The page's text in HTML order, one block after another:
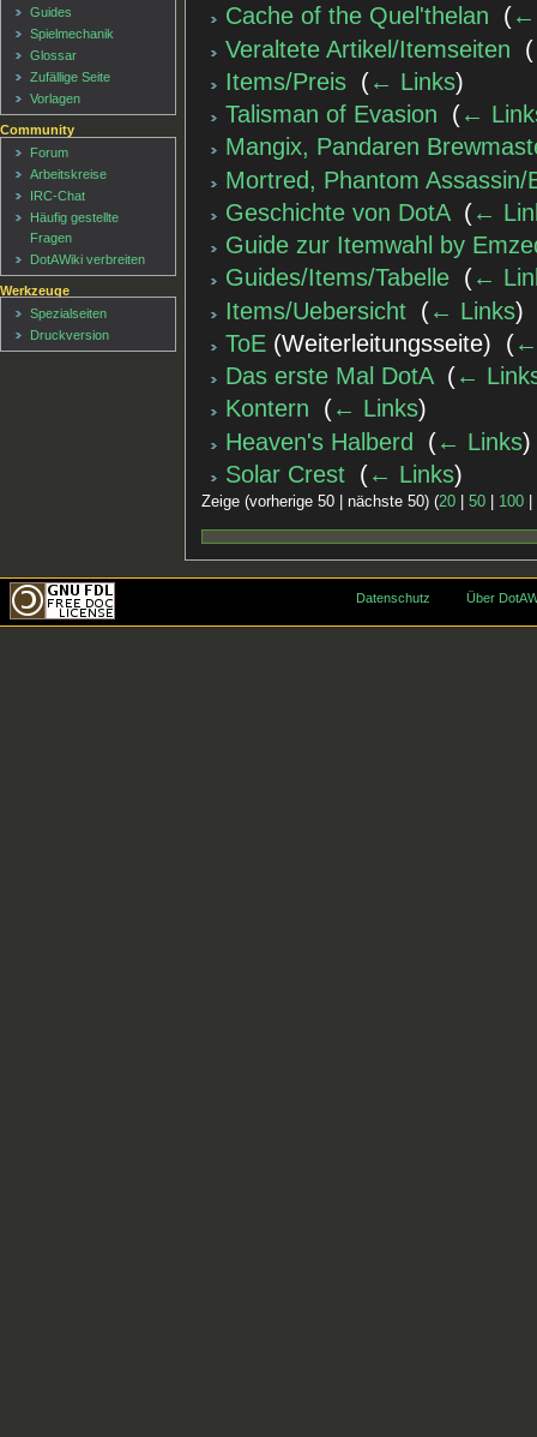
Cache of the Quel'thelan
(←
Veraltete Artikel/Itemseiten
(
Items/Preis (← Links)
Talisman of Evasion
(←
Mangix, Pandaren
Mortred, Phantom Assassin/
Geschichte von DotA‎ (←
Guide zur Itemwahl by
Guides/Items/Tabelle (←
Items/Uebersicht (← Links)
ToE (Weiterleitungsseite) ‎ (
Das erste Mal DotA‎ (←
Kontern
(← Links)
Heaven's Halberd
(← Links)
Solar Crest (← Links)
Zeige (vorherige 50 | nächste 50) (20 |50 100
Guides
Spielmechanik
Glossar
Zufällige Seite
Vorlagen
Community
Forum
Arbeitskreise
IRC-Chat
Häufig gestellte
Fragen
DotAWiki verbreiten
Werkzeuge
Spezialseiten
Druckversion
Datenschutz Über